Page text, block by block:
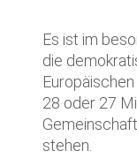
Es ist im
die
28 oder 27
stehen.